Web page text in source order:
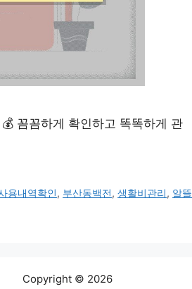
꼼꼼하게 확인하고 똑똑하게 관
용내역확인, 부산동백전,생활비관리, 알뜰
Copyright © 2026